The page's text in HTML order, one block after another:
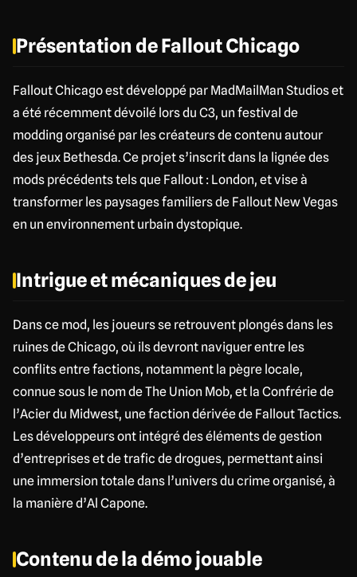
Présentation de Fallout Chicago
Fallout Chicago est développé par MadMailMan Studios et
a été récemment dévoilé lors du C3, un festival de
modding organisé par les créateurs de contenu autour
des jeux Bethesda. Ce projet s’inscrit dans la lignée des
mods précédents tels que Fallout : London, et vise à
transformer les paysages familiers de Fallout New Vegas
en un environnement urbain dystopique.
Intrigue et mécaniques de jeu
Dans ce mod, les joueurs se retrouvent plongés dans les
ruines de Chicago, où ils devront naviguer entre les
conflits entre factions, notamment la pègre locale,
connue sous le nom de The Union Mob, et la Confrérie de
l’Acier du Midwest, une faction dérivée de Fallout Tactics.
Les développeurs ont intégré des éléments de gestion
d’entreprises et de trafic de drogues, permettant ainsi
une immersion totale dans l’univers du crime organisé, à
la manière d’Al Capone.
Contenu de la démo jouable